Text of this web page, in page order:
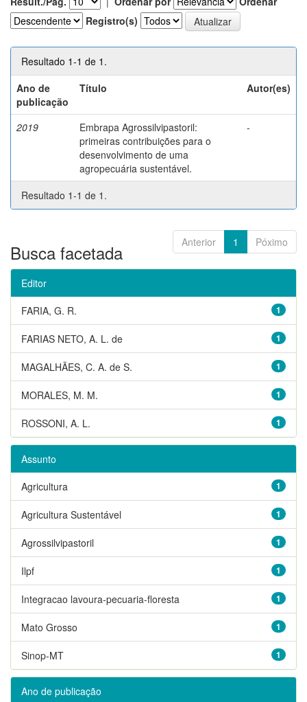
Registro(s)
Resultado 1-1 de 1.
Ano de
publicação
Título Autor(es)
2019
Embrapa Agrossilvipastoril:
primeiras contribuições para o
desenvolvimento de uma
agropecuária sustentável.
-
Resultado 1-1 de 1.
Anterior 1 Póximo
Busca facetada
Editor
1
FARIA, G. R.
1
FARIAS NETO, A. L. de
1
MAGALHÃES, C. A. de S.
1
MORALES, M. M.
1
ROSSONI, A. L.
Assunto
1
Agricultura
1
Agricultura Sustentável
1
Agrossilvipastoril
1
Ilpf
1
Integracao lavoura-pecuaria-floresta
1
Mato Grosso
1
Sinop-MT
Ano de publicação